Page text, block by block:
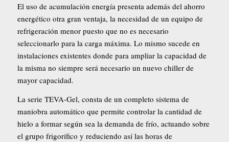
El uso de acumulación energía presenta además del ahorro
energético otra gran ventaja, la necesidad de un equipo de
refrigeración menor puesto que no es necesario
seleccionarlo para la carga máxima. Lo mismo sucede en
instalaciones existentes donde para ampliar la capacidad de
la misma no siempre será necesario un nuevo chiller de
mayor capacidad.
La serie TEVA-Gel, consta de un completo sistema de
maniobra automático que permite controlar la cantidad de
hielo a formar según sea la demanda de frío, actuando sobre
el grupo frigorífico y re­duciendo así las horas de